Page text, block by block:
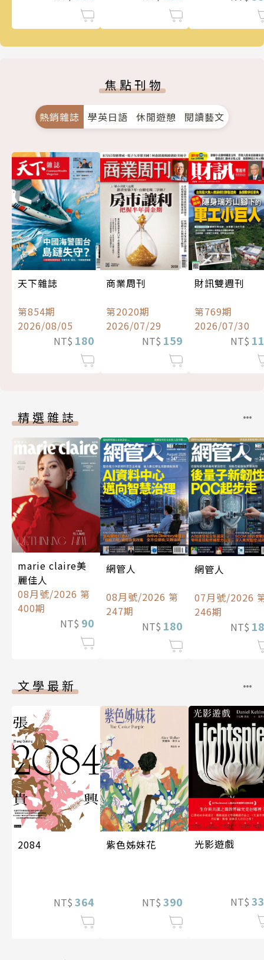
焦點刊物
熱銷雜誌 學英日語 休閒遊憩 閱讀藝文
天下雜誌
第854期
2026/08/05
NT$ 180
商業周刊
第2020期
2026/07/29
NT$ 159
財訊雙週刊
第769期
2026/07/30
NT$
精選雜誌
marie claire美
麗佳人
08月號/2026 第
400期
NT$ 90
網管人
08月號/2026 第
247期
NT$ 180
網管人
07月號/2026
246期
NT$
文學最新
2084
NT$ 364
紫色姊妹花
NT$ 390
光影遊戲
NT$